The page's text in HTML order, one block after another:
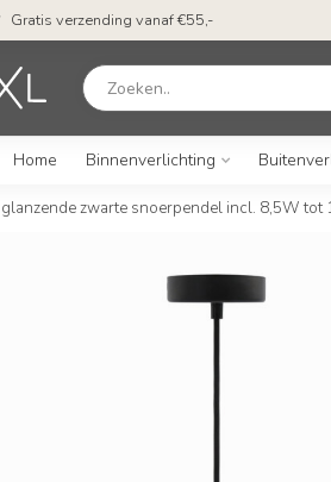
Gratis verzending vanaf €55,-
Home Binnenverlichting
zwarte snoerpendel incl. 8,5W